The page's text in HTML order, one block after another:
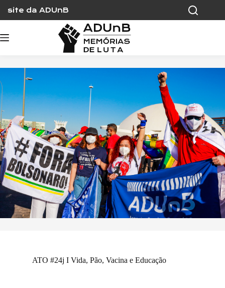
content
site da ADUnB
ATO #24j I Vida, Pão, Vacina e Educação